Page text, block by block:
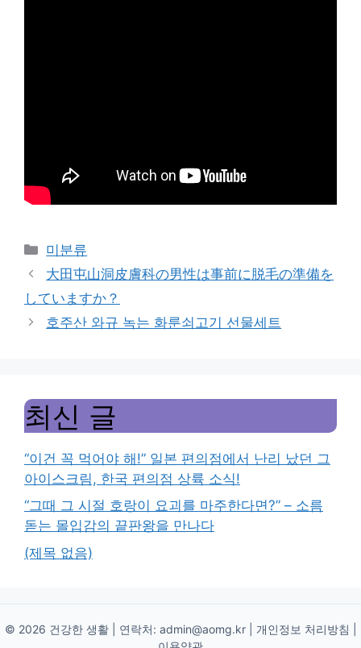
Categories
미분류
大田屯山洞皮膚科の男性は事前に脱毛の準備を
していますか？
호주산 와규 녹는 화룬쇠고기 선물세트
최신 글
“이건 꼭 먹어야 해!” 일본 편의점에서 난리 났던 그
아이스크림, 한국 편의점 상륙 소식!
“그때 그 시절 호랑이 요괴를 마주한다면?” – 소름
돋는 몰입감의 끝판왕을 만나다
(제목 없음)
© 2026 건강한 생활 | 연락처: admin@aomg.kr| 개인정보 처리방침